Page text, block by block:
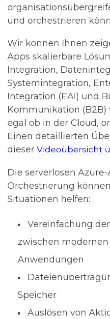
und orchestrieren
Wir können Ihnen
Apps skalierbare
Integration,
Systemintegration,
Integration (EAI) und
Kommunikation
egal ob in der Cloud,
Einen detaillierten
dieser Videoübersicht
Die serverlosen
Orchestrierung
Situationen helfen:
Vereinfachung
zwischen
Anwendungen
Speicher
Auslösen von